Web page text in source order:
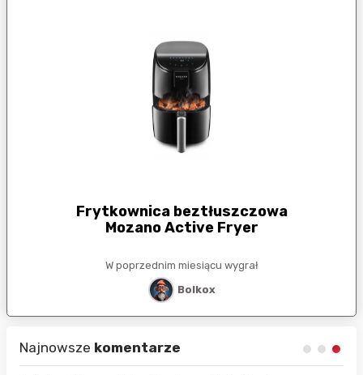
Frytkownica beztłuszczowa
Mozano Active Fryer
W poprzednim miesiącu wygrał
Bolkox
Najnowsze komentarze